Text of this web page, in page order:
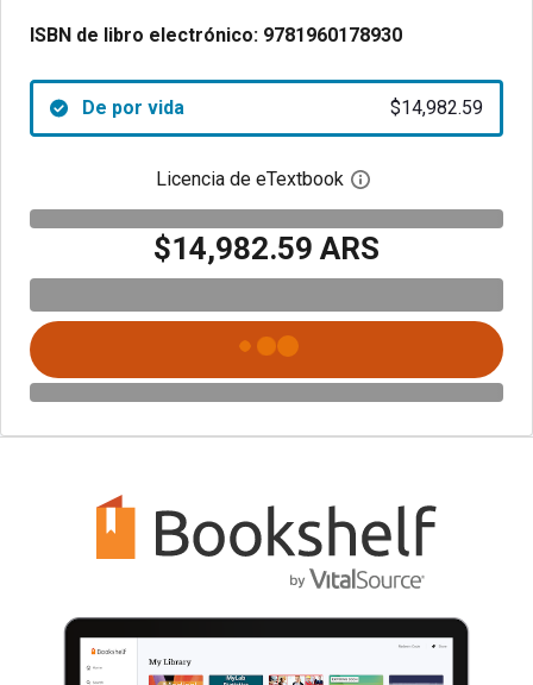
ISBN de libro electrónico: 9781960178930
De por vida $14,982.59
Licencia de eTextbook Abre el cuadro de
$14,982.59 ARS